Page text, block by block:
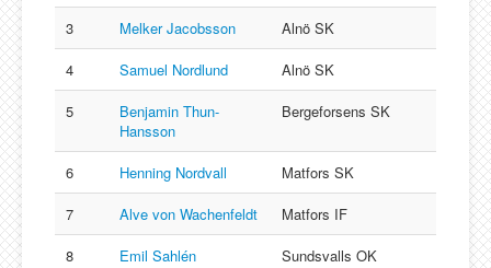
3
Melker Jacobsson
Alnö SK
4
Samuel Nordlund
Alnö SK
5
Benjamin Thun-
Hansson
Bergeforsens SK
6 Henning Nordvall
Matfors SK
7
Alve von Wachenfeldt
Matfors IF
8
Emil Sahlén
Sundsvalls OK